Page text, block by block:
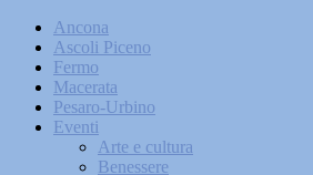
Ancona
Ascoli Piceno
Fermo
Macerata
Pesaro-Urbino
Eventi
Arte e cultura
Benessere